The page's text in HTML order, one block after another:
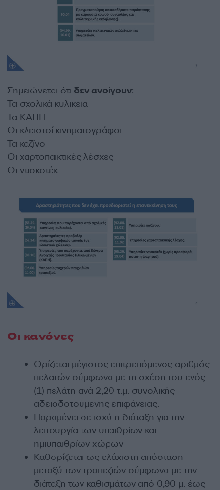
Σημειώνεται ότι δεν ανοίγουν:
Τα σχολικά κυλικεία
Τα ΚΑΠΗ
Οι κλειστοί κινηματογράφοι
Τα καζίνο
Οι χαρτοπαικτικές λέσχες
Οι ντισκοτέκ
Οι κανόνες
Ορίζεται μέγιστος επιτρεπόμενος αριθμός
πελατών σύμφωνα με τη σχέση του ενός
(1) πελάτη ανά 2,20 τ.μ. συνολικής
αδειοδοτούμενης επιφάνειας.
Παραμένει σε ισχύ η διάταξη για την
λειτουργία των υπαιθρίων και
ημιυπαιθρίων χώρων
Καθορίζεται ως ελάχιστη απόσταση
μεταξύ των τραπεζιών σύμφωνα με την
διάταξη των καθισμάτων από 0,90 μ. έως